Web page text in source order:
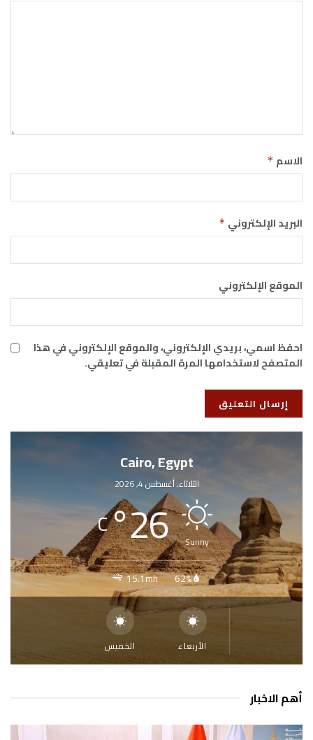
الاسم *
البريد الإلكتروني *
الموقع الإلكتروني
احفظ اسمي، بريدي الإلكتروني، والموقع الإلكتروني في هذا
المتصفح لاستخدامها المرة المقبلة في تعليقي.
Cairo, Egypt
الثلاثاء, أغسطس 4, 2026
Sunny
26
°
C
62%
15.1mh
الأربعاء الخميس
أهم الاخبار